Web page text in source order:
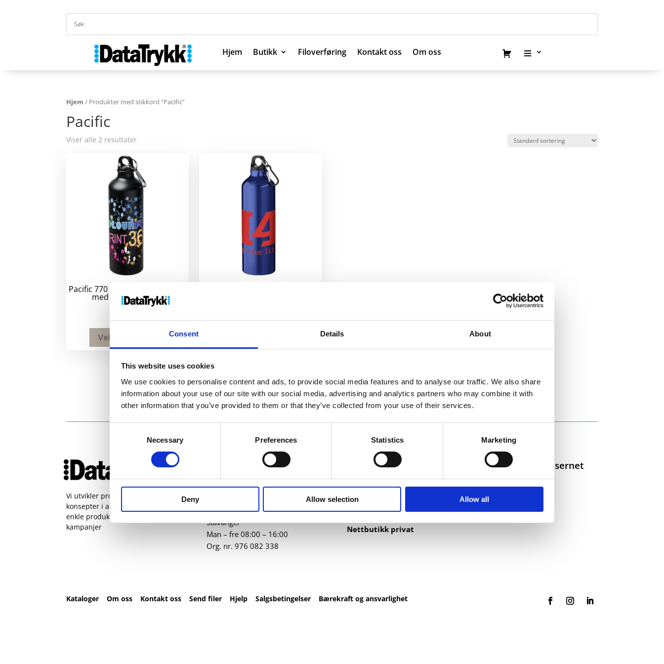
Consent Details About
This website uses cookies
We use cookies to personalise content and ads, to provide social media features and to analyse our traffic. We also share
information about your use of our site with our social media, advertising and analytics partners who may combine it with
other information that you’ve provided to them or that they’ve collected from your use of their services.
Necessary Preferences Statistics Marketing
Deny Allow selection Allow all
Hjem Butikk Filoverføring Kontakt oss Om oss
Hjem Butikk Filoverføring Kontakt oss Om oss
Hjem / Produkter med stikkord “Pacific”
Pacific
Viser alle 2 resultater
Pacific 770 ml matt sportsflaske
med karabinkroker
Velg alternativ
Vi utvikler produkter og
konsepter i alle kanaler – Alt fra
enkle produkter til sammensatte
kampanjer
51 82 67 00
post@datatrykk.no
Kvalebergveien 21, 4016
Stavanger
Man – fre 08:00 – 16:00
Org. nr. 976 082 338
Nettbutikk
Profilartikler
Trykksaker
Nettbutikk privat
Selskaper i konsernet
Kataloger Om oss Kontakt oss Send filer HjelpSalgsbetingelser Bærekraft og ansvarlighet